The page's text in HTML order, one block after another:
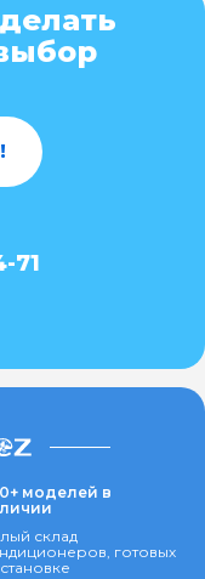
71
моделей в
склад
готовых